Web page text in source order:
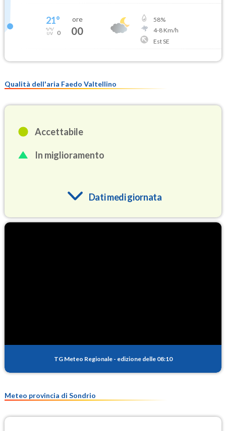
21°
0
ore
00
58%
4-8Km/h
Est SE
Qualità dell'aria Faedo Valtellino
Accettabile
In miglioramento
Dati medi giornata
PM25
TG Meteo Regionale - edizione delle 08:10
Meteo provincia di Sondrio